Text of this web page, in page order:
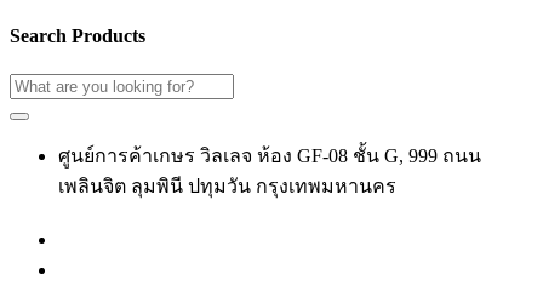
Search Products
ศูนย์การค้าเกษร วิลเลจ ห้อง GF-08 ชั้น G, 999 ถนน
เพลินจิต ลุมพินี ปทุมวัน กรุงเทพมหานคร